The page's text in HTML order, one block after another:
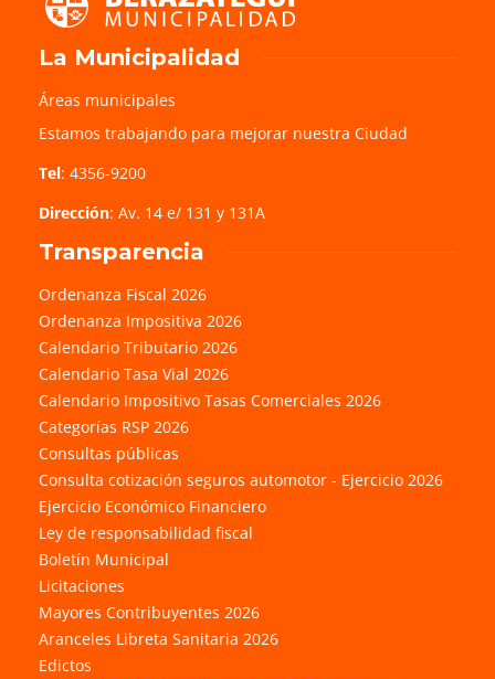
La Municipalidad
Áreas municipales
Estamos trabajando para mejorar nuestra Ciudad
Tel: 4356-9200
Dirección: Av. 14 e/ 131 y 131A
Transparencia
Ordenanza Fiscal 2026
Ordenanza Impositiva 2026
Calendario Tributario 2026
Calendario Tasa Vial 2026
Calendario Impositivo Tasas Comerciales 2026
Categorías RSP 2026
Consultas públicas
Consulta cotización seguros automotor - Ejercicio 2026
Ejercicio Económico Financiero
Ley de responsabilidad fiscal
Boletín Municipal
Licitaciones
Mayores Contribuyentes 2026
Aranceles Libreta Sanitaria 2026
Edictos